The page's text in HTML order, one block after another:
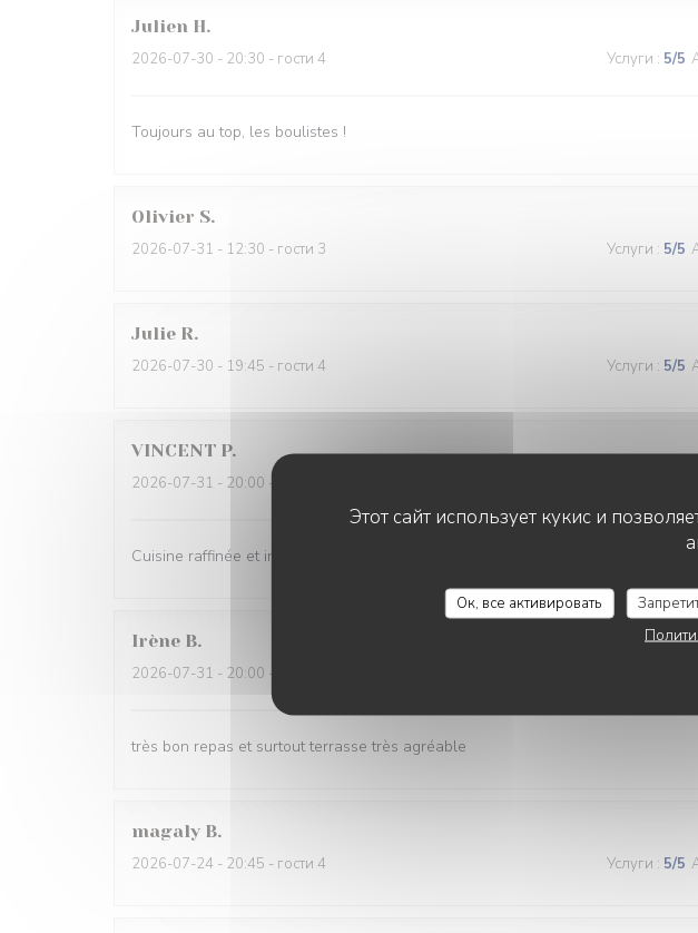
Этот сайт использует кукис и
Ок, все активировать
Julien H
2026-07-30 - 20:30 - гости 4 Услуги : 5/5
Toujours au top, les boulistes !
Olivier S
2026-07-31 - 12:30 - гости 3 Услуги : 5/5
Julie R
2026-07-30 - 19:45 - гости 4 Услуги : 5/5
VINCENT P
2026-07-31 - 20:00 - гости 2
Cuisine raffinée et inventive
Irène B
2026-07-31 - 20:00 - гости 7
très bon repas et surtout terrasse très agréable
magaly B
2026-07-24 - 20:45 - гости 4 Услуги : 5/5